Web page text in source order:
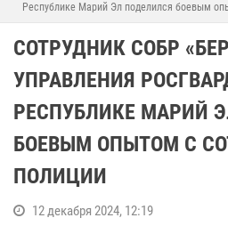
Республике Марий Эл поделился боевым
СОТРУДНИК СОБР
УПРАВЛЕНИЯ
РЕСПУБЛИКЕ МАРИЙ
БОЕВЫМ ОПЫТОМ С
ПОЛИЦИИ
12 декабря 2024, 12:19